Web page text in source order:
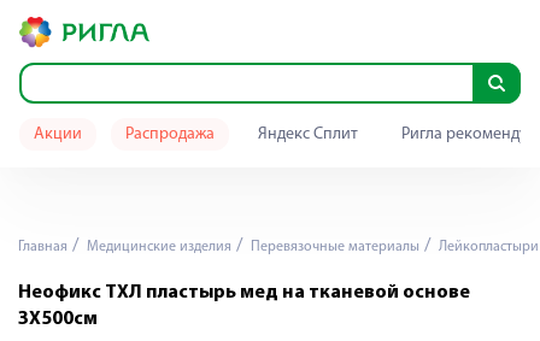
Акции Распродажа Яндекс Сплит Ригла
Главная Медицинские изделия Перевязочные материалы Лейкопластыри
Неофикс ТХЛ пластырь мед на тканевой основе
3Х500см